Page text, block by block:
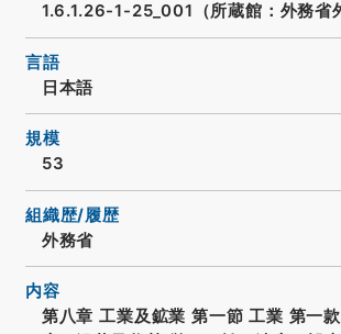
1.6.1.26-1-25_001（所蔵館：外務省
言語
日本語
規模
53
組織歴/履歴
外務省
内容
第八章 工業及鉱業 第一節 工業 第一